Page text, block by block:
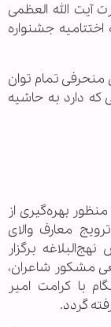
آیت‌ الله العظمی
جشنواره
منحرفی تمام توان
که دارد به حاشیه
بهره‌گیری از
معارف والای
برگزار
مشکور شاعران،
با کرامت امیر
گردد.